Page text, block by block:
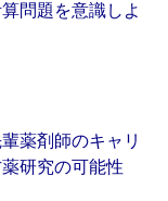
問題を意識しよ
薬剤師のキャリ
薬研究の可能性